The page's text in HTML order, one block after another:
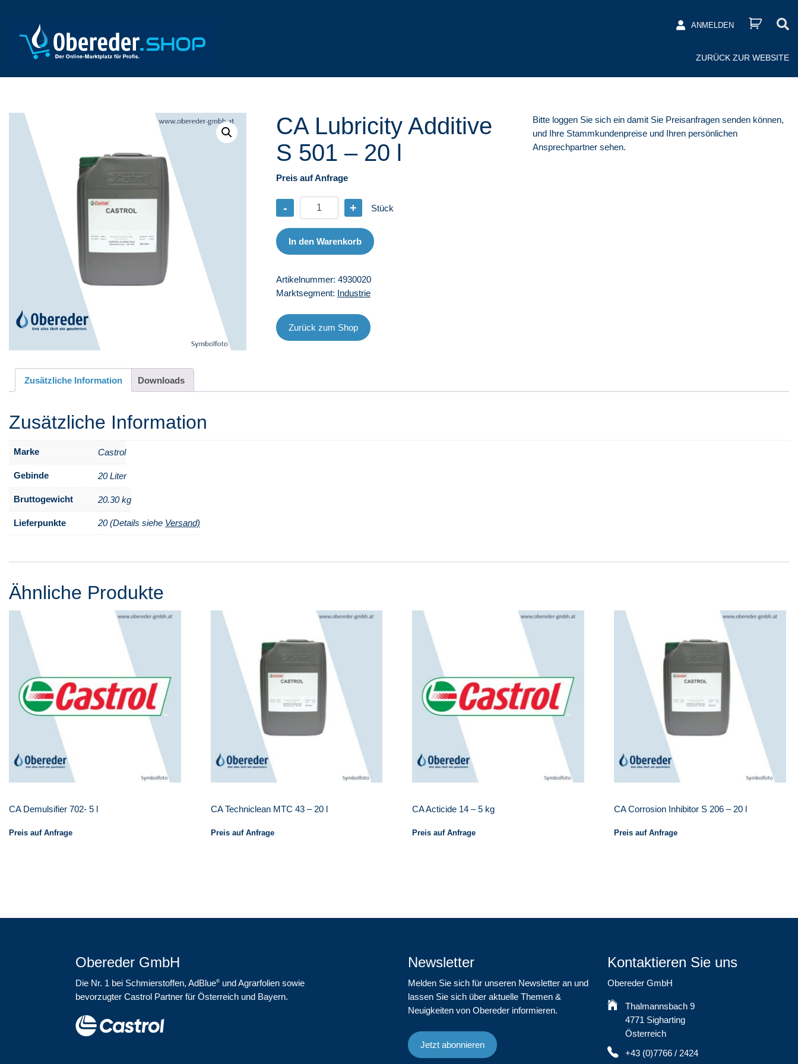
ANMELDEN
ZURÜCK ZUR WEBSITE
CA Lubricity Additive
S 501 – 20 l
Preis auf Anfrage
CA
Lubricity
Additive
S
-
20
Menge
- + Stück
In den Warenkorb
Artikelnummer: 4930020
Marktsegment: Industrie
Zurück zum Shop
Bitte loggen Sie sich ein damit Sie Preisanfragen senden können,
und Ihre Stammkundenpreise und Ihren persönlichen
Ansprechpartner sehen.
Zusätzliche Information Downloads
Zusätzliche Information
Lieferpunkte 20 (Details siehe Versand)
Marke Castrol
Gebinde 20 Liter
Bruttogewicht 20.30 kg
Ähnliche Produkte
CA Demulsifier 702- 5 l
Preis auf Anfrage
CA Techniclean MTC 43 – 20 l
Preis auf Anfrage
CA Acticide 14 – 5 kg
Preis auf Anfrage
CA Corrosion Inhibitor S 206 – 20 l
Preis auf Anfrage
Obereder GmbH
Die Nr. 1 bei Schmierstoffen, AdBlue®und Agrarfolien sowie
bevorzugter Castrol Partner für Österreich und Bayern.
Newsletter
Melden Sie sich für unseren Newsletter an und
lassen Sie sich über aktuelle Themen &
Neuigkeiten von Obereder informieren.
Jetzt abonnieren
Kontaktieren Sie uns
Obereder GmbH
Thalmannsbach 9
4771 Sigharting
Österreich
+43 (0)7766 / 2424